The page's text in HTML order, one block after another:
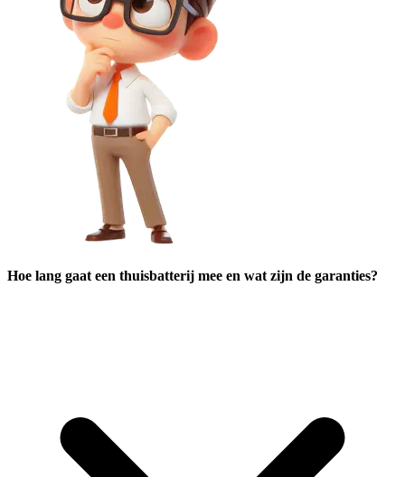
Hoe lang gaat een thuisbatterij mee en wat zijn de garanties?